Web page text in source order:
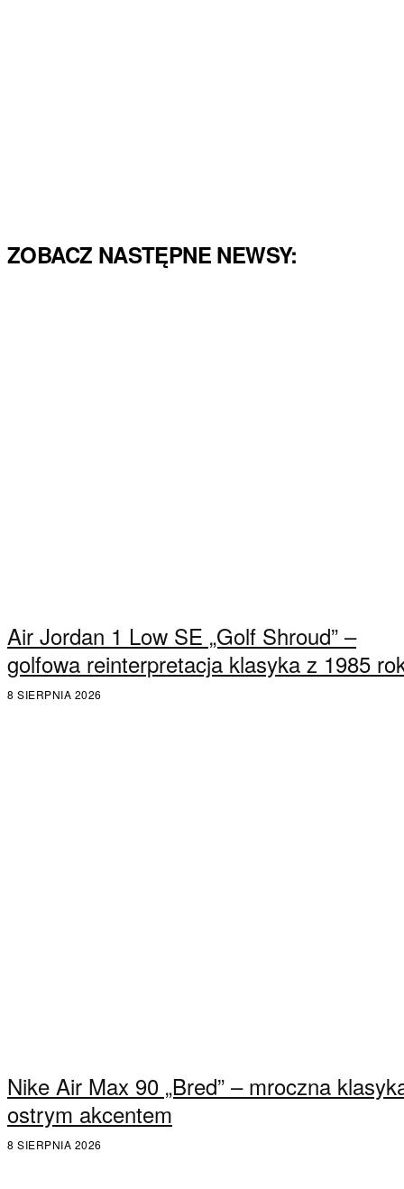
ZOBACZ NASTĘPNE NEWSY:
Air Jordan 1 Low SE „Golf Shroud” –
golfowa reinterpretacja klasyka z 1985
8 SIERPNIA 2026
Nike Air Max 90 „Bred” – mroczna
ostrym akcentem
8 SIERPNIA 2026